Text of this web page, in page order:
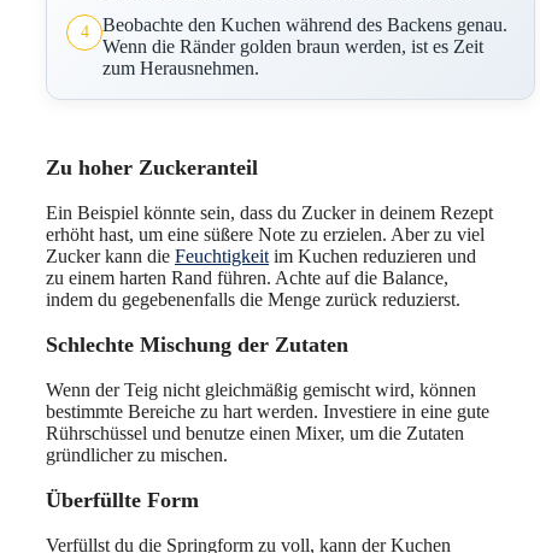
4
Beobachte den Kuchen während des Backens genau.
Wenn die Ränder golden braun werden, ist es Zeit
zum Herausnehmen.
Zu hoher Zuckeranteil
Ein Beispiel könnte sein, dass du Zucker in deinem Rezept
erhöht hast, um eine süßere Note zu erzielen. Aber zu viel
Zucker kann die Feuchtigkeit im Kuchen reduzieren und
zu einem harten Rand führen. Achte auf die Balance,
indem du gegebenenfalls die Menge zurück reduzierst.
Schlechte Mischung der Zutaten
Wenn der Teig nicht gleichmäßig gemischt wird, können
bestimmte Bereiche zu hart werden. Investiere in eine gute
Rührschüssel und benutze einen Mixer, um die Zutaten
gründlicher zu mischen.
Überfüllte Form
Verfüllst du die Springform zu voll, kann der Kuchen